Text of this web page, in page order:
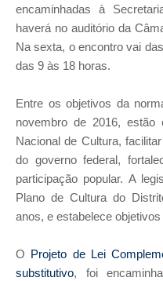
encaminhadas à
haverá no auditório da
Na sexta, o encontro vai
das 9 às 18 horas.
Entre os objetivos da
novembro de 2016,
Nacional de Cultura,
do governo federal,
participação popular. A
Plano de Cultura do
anos, e estabelece
O Projeto de Lei
substitutivo, foi